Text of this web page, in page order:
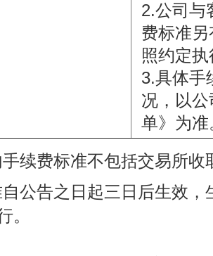
2.公司与
费标准
照约定
3.具体手
况，以
单》为准
续费标准不包括交易所收
公告之日起三日后生效，
。